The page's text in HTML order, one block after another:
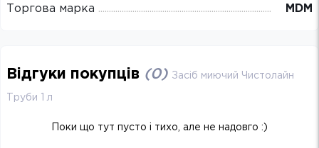
Торгова марка MDM
Відгуки покупців (0) Засіб миючий Чистолайн
Труби 1 л
Поки що тут пусто і тихо, але не надовго :)